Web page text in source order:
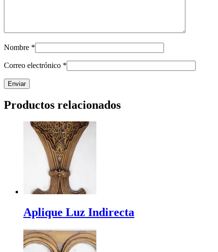
Nombre *
Correo electrónico *
Productos relacionados
Aplique Luz Indirecta